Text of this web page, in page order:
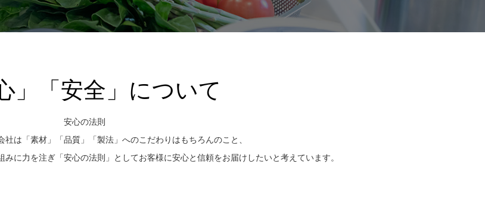
」「安全」について
安心の法則
社は「素材」「品質」「製法」へのこだわりはもちろんのこと、
に力を注ぎ「安心の法則」としてお客様に安心と信頼をお届けしたいと考えています。